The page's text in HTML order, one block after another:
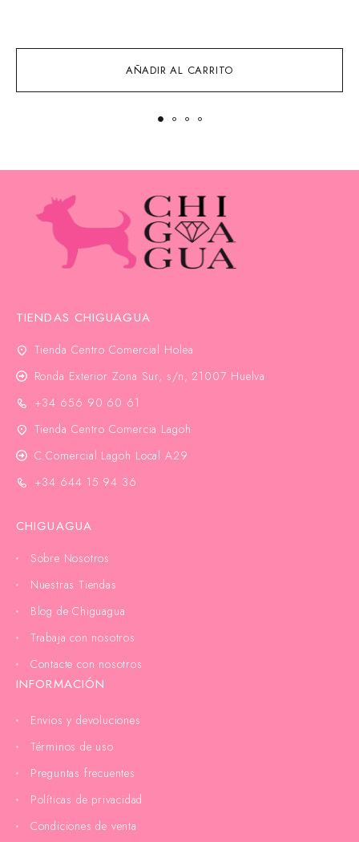
AÑADIR AL CARRITO
TIENDAS CHIGUAGUA
Tienda Centro Comercial Holea
Ronda Exterior Zona Sur, s/n, 21007 Huelva
+34 656 90 60 61
Tienda Centro Comercia Lagoh
C.Comercial Lagoh Local A29
+34 644 15 94 36
CHIGUAGUA
Sobre Nosotros
Nuestras Tiendas
Blog de Chiguagua
Trabaja con nosotros
Contacte con nosotros
INFORMACIÓN
Envios y devoluciones
Términos de uso
Preguntas frecuentes
Políticas de privacidad
Condiciones de venta